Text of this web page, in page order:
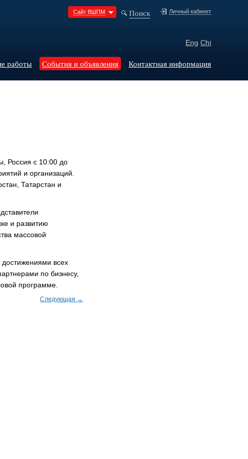
Личный кабинет
Поиск
Сайт ВШПМ
Eng Chi
работы События и объявления Контактная информация
Россия с 10:00 до
и организаций.
Татарстан и
и развитию
массовой
всех
по бизнесу,
программе.
Следующая →